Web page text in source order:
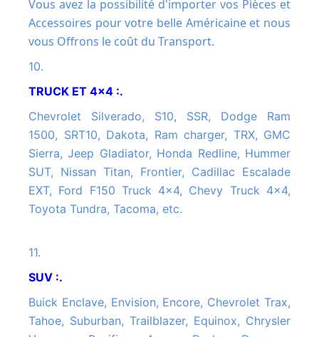
Vous avez la possibilité d'importer vos Pièces et
Accessoires pour votre belle Américaine et nous
vous Offrons le coût du Transport.
10.
TRUCK ET 4x4 :.
Chevrolet Silverado, S10, SSR, Dodge Ram
1500, SRT10, Dakota, Ram charger, TRX, GMC
Sierra, Jeep Gladiator, Honda Redline, Hummer
SUT, Nissan Titan, Frontier, Cadillac Escalade
EXT, Ford F150 Truck 4x4, Chevy Truck 4x4,
Toyota Tundra, Tacoma, etc.
11.
SUV :.
Buick Enclave, Envision, Encore, Chevrolet Trax,
Tahoe, Suburban, Trailblazer, Equinox, Chrysler